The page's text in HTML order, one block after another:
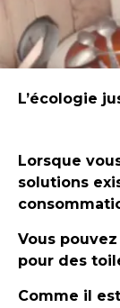
L’écologie
Lorsque
solutions
Vous
pour des
Comme il